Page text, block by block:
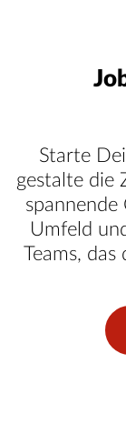
Starte
gestalte die
spannende
Umfeld
Teams,